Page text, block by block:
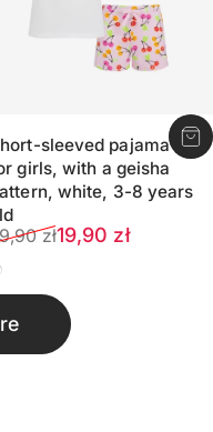
sleeved pajama
girls, with a geisha
white, 3-8 years
price
19,90 zł
price
zł